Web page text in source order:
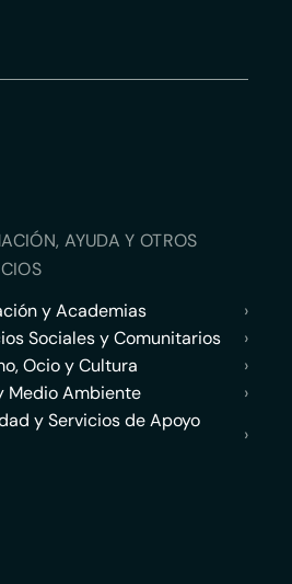
AYUDA Y OTROS
y Academias
›
Sociales y Comunitarios
›
Ocio y Cultura
›
Medio Ambiente
›
y Servicios de Apoyo
›